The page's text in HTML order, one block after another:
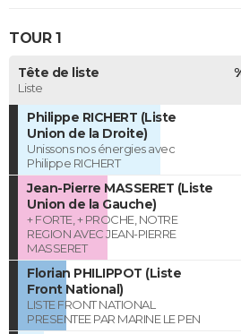
TOUR 1
Tête de liste
Liste
Philippe RICHERT (Liste
Union de la Droite)
Unissons nos énergies avec
Philippe RICHERT
Jean-Pierre MASSERET (Liste
Union de la Gauche)
+ FORTE, + PROCHE, NOTRE
REGION AVEC JEAN-PIERRE
MASSERET
Florian PHILIPPOT (Liste
Front National)
LISTE FRONT NATIONAL
PRESENTEE PAR MARINE LE PEN